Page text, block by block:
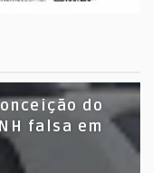
do
falsa em